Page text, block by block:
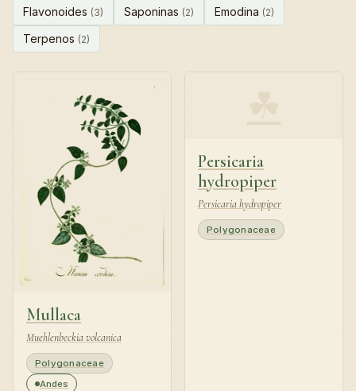
Flavonoides (3) Saponinas (2) Emodina (2)
Terpenos (2)
Mullaca
Muehlenbeckia volcanica
Polygonaceae
Andes
Persicaria
hydropiper
Persicaria hydropiper
Polygonaceae